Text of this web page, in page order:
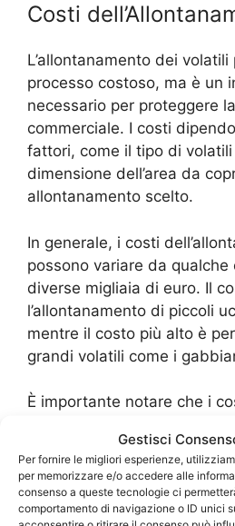
Gestisci
Per fornire le migliori esperienze,
per memorizzare e/o accedere alle
consenso a queste tecnologie ci
comportamento di navigazione o ID unici
Costi
L’allontanamento dei
processo costoso, ma è un
necessario per proteggere
commerciale. I costi
fattori, come il tipo di
dimensione dell’area da
allontanamento scelto.
In generale, i costi
possono variare da
diverse migliaia di euro. Il
l’allontanamento di piccoli
mentre il costo più alto è
grandi volatili come i
È importante notare che i
se l’infestazione è
sono necessarie più visite
problema. Inoltre, alcuni
allontanamento possono